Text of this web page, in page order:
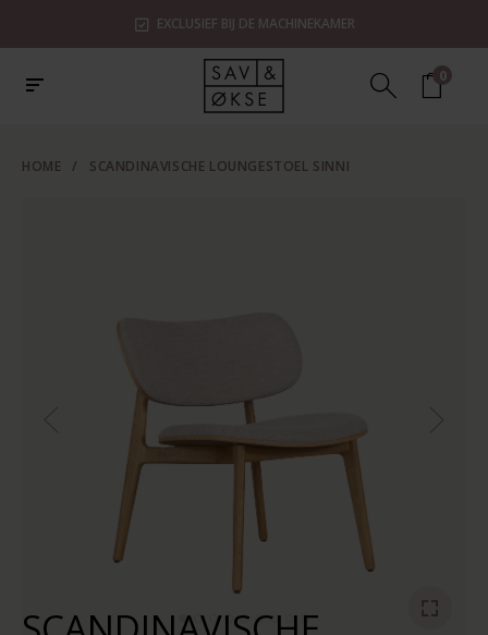
EXCLUSIEF BIJ DE MACHINEKAMER
0
HOME / SCANDINAVISCHE LOUNGESTOEL SINNI